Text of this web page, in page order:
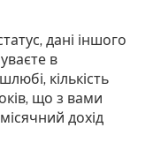
дані іншого
в
кількість
що з вами
дохід